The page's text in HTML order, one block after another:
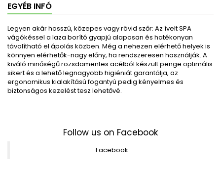
EGYÉB INFÓ
Legyen akár hosszú, közepes vagy rövid szőr: Az ívelt SPA
vágókéssel a laza borító gyapjú alaposan és hatékonyan
távolítható el ápolás közben. Még a nehezen elérhető helyek is
könnyen elérhetők-nagy előny, ha rendszeresen használják. A
kiváló minőségű rozsdamentes acélból készült penge optimális
sikert és a lehető legnagyobb higiéniát garantálja, az
ergonomikus kialakítású fogantyú pedig kényelmes és
biztonságos kezelést tesz lehetővé.
Follow us on Facebook
Facebook